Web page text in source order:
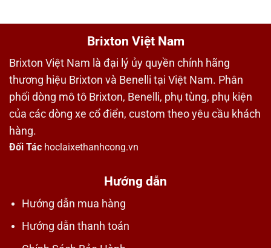
Brixton Việt Nam
Brixton Việt Nam là đại lý ủy quyền chính hãng
thương hiệu Brixton và Benelli tại Việt Nam. Phân
phối dòng mô tô Brixton, Benelli, phụ tùng, phụ kiện
của các dòng xe cổ điển, custom theo yêu cầu khách
hàng.
Đối Tác hoclaixethanhcong.vn
Hướng dẫn
Hướng dẫn mua hàng
Hướng dẫn thanh toán